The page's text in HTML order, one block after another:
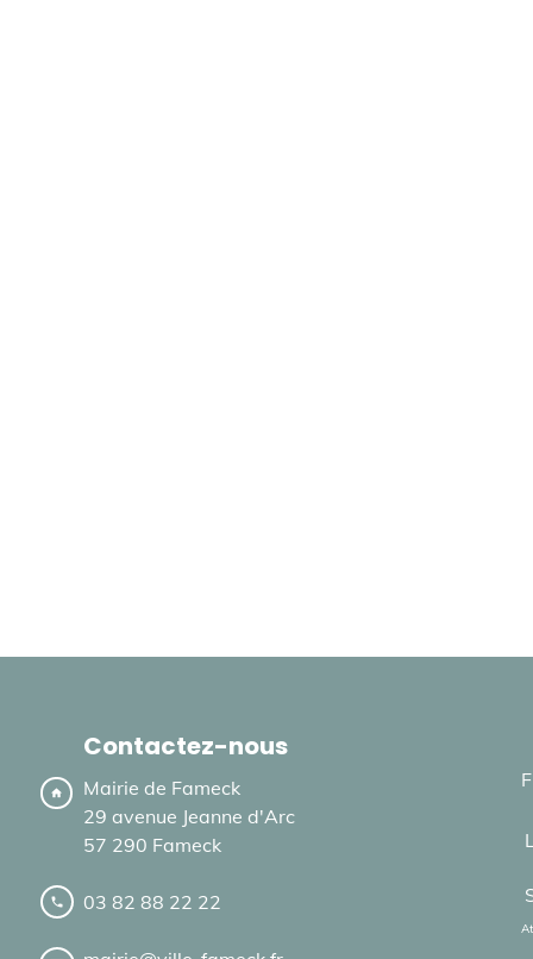
home
Contactez-nous
Mairie de Fameck
29 avenue Jeanne d'Arc
57 290 Fameck
03 82 88 22 22
local_phone